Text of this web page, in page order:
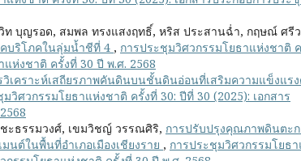
บุญรอด, สมพล ทรงแสงฤทธิ์, หริส ประสานฉ่ำ, กฤษณ์ ศรีว
บริโภคในลุ่มน้ำชีที่ 4 , การประชุมวิศวกรรมโยธาแห่งชาติ
ห่งชาติ ครั้งที่ 30 ปี พ.ศ. 2568
วิเคราะห์เสถียรภาพคันดินบนชั้นดินอ่อนที่เสริมความแข็งแร
วิศวกรรมโยธาแห่งชาติ ครั้งที่ 30: ปีที่ 30 (2025): เอกสาร
ะธรรมวงศ์, เขมวิชญ์ วรรณศิริ, การปรับปรุงคุณภาพดินตะ
ต์ในพื้นที่อำเภอเมืองเชียงราย , การประชุมวิศวกรรมโยธ